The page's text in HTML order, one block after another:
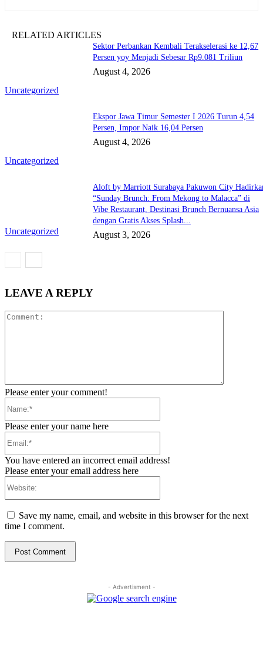
RELATED ARTICLES
Uncategorized
Sektor Perbankan Kembali Terakselerasi ke 12,67
Persen yoy Menjadi Sebesar Rp9.081 Triliun
August 4, 2026
Uncategorized
Ekspor Jawa Timur Semester I 2026 Turun 4,54
Persen, Impor Naik 16,04 Persen
August 4, 2026
Uncategorized
Aloft by Marriott Surabaya Pakuwon City
“Sunday Brunch: From Mekong to Malacca” di
Vibe Restaurant, Destinasi Brunch Bernuansa Asia
dengan Gratis Akses Splash...
August 3, 2026
LEAVE A REPLY
Please enter your comment!
Please enter your name here
You have entered an incorrect email address!
Please enter your email address here
Save my name, email, and website in this browser for the next
time I comment.
- Advertisment -